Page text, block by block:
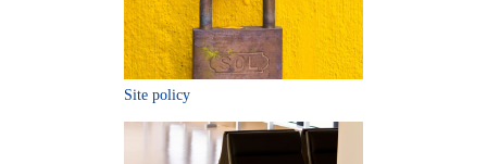
Site policy